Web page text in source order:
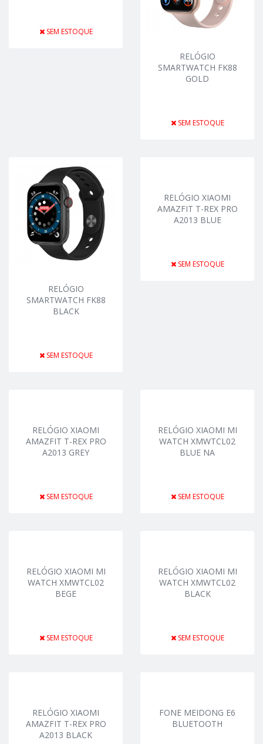
SEM ESTOQUE
RELÓGIO
SMARTWATCH FK88
GOLD
SEM ESTOQUE
RELÓGIO
SMARTWATCH FK88
BLACK
SEM ESTOQUE
RELÓGIO XIAOMI
AMAZFIT T-REX PRO
A2013 BLUE
SEM ESTOQUE
RELÓGIO XIAOMI
AMAZFIT T-REX PRO
A2013 GREY
SEM ESTOQUE
RELÓGIO XIAOMI MI
WATCH XMWTCL02
BLUE NA
SEM ESTOQUE
RELÓGIO XIAOMI MI
WATCH XMWTCL02
BEGE
SEM ESTOQUE
RELÓGIO XIAOMI MI
WATCH XMWTCL02
BLACK
SEM ESTOQUE
RELÓGIO XIAOMI
AMAZFIT T-REX PRO
A2013 BLACK
FONE MEIDONG E6
BLUETOOTH